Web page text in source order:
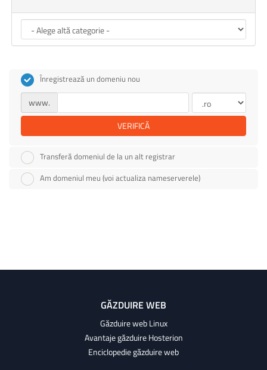
Înregistrează un domeniu nou
www.
VERIFICĂ
Transferă domeniul de la un alt registrar
Am domeniul meu (voi actualiza nameserverele)
GĂZDUIRE WEB
Găzduire web Linux
Avantaje găzduire Hosterion
Enciclopedie găzduire web